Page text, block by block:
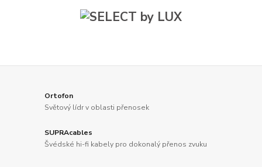
Ortofon
Světový lídr v oblasti přenosek
SUPRAcables
Švédské hi-fi kabely pro dokonalý přenos zvuku